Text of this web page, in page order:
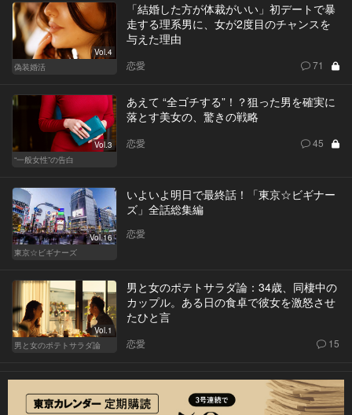
Vol.4
偽装婚活
「結婚した方が体裁がいい」初デートで暴
走する理系男に、女が2度目のチャンスを
与えた理由
恋愛 71
Vol.3
“一般女性”の告白
あえて “全ゴチする”！？狙った男を確実に
落とす美女の、驚きの戦略
恋愛 45
Vol.16
東京☆ビギナーズ
いよいよ明日で最終話！「東京☆ビギナー
ズ」全話総集編
恋愛
Vol.1
男と女のポテトサラダ論
男と女のポテトサラダ論：34歳、同棲中の
カップル。ある日の食卓で彼女を激怒させ
たひと言
恋愛 15